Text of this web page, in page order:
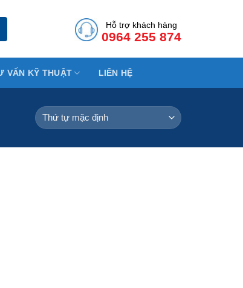
Hỗ trợ khách hàng
0964 255 874
VẤN KỸ THUẬT LIÊN HỆ